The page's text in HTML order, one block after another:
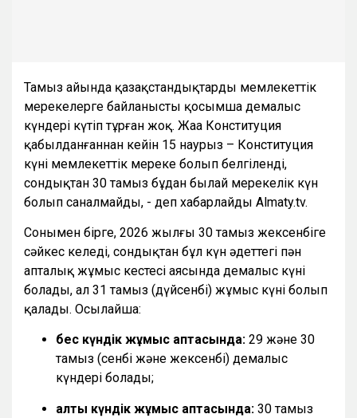
Тамыз айында қазақстандықтарды мемлекеттік
мерекелерге байланысты қосымша демалыс
күндері күтіп тұрған жоқ. Жаңа Конституция
қабылданғаннан кейін 15 наурыз – Конституция
күні мемлекеттік мереке болып белгіленді,
сондықтан 30 тамыз бұдан былай мерекелік күн
болып саналмайды, - деп хабарлайды Almaty.tv.
Сонымен бірге, 2026 жылғы 30 тамыз жексенбіге
сәйкес келеді, сондықтан бұл күн әдеттегі пән
апталық жұмыс кестесі аясында демалыс күні
болады, ал 31 тамыз (дүйсенбі) жұмыс күні болып
қалады. Осылайша:
бес күндік жұмыс аптасында: 29 және 30
тамыз (сенбі және жексенбі) демалыс
күндері болады;
алты күндік жұмыс аптасында: 30 тамыз